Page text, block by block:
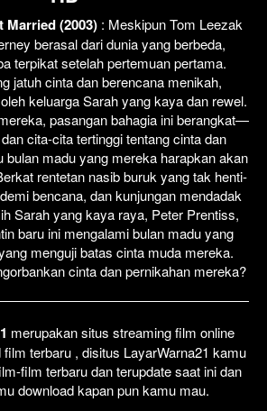
(2003) : Meskipun Tom Leezak
berasal dari dunia yang berbeda,
terpikat setelah pertemuan pertama.
jatuh cinta dan berencana menikah,
keluarga Sarah yang kaya dan rewel.
pasangan bahagia ini berangkat—
cita-cita tertinggi tentang cinta dan
madu yang mereka harapkan akan
rentetan nasib buruk yang tak henti-
bencana, dan kunjungan mendadak
Sarah yang kaya raya, Peter Prentiss,
baru ini mengalami bulan madu yang
menguji batas cinta muda mereka.
cinta dan pernikahan mereka?
merupakan situs streaming film online
terbaru , disitus LayarWarna21 kamu
film terbaru dan terupdate saat ini dan
download kapan pun kamu mau.